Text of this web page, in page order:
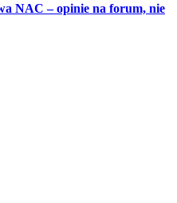
NAC – opinie na forum, nie